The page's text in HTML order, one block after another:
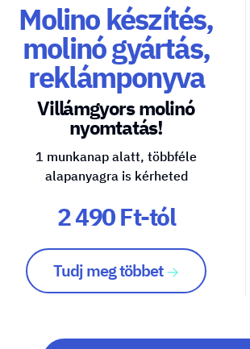
Molino készítés,
molinó gyártás,
reklámponyva
Villámgyors molinó
nyomtatás!
1 munkanap alatt, többféle
alapanyagra is kérheted
2 490 Ft-tól
Tudj meg többet